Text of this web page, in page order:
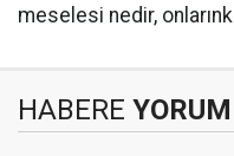
meselesi nedir,
HABERE